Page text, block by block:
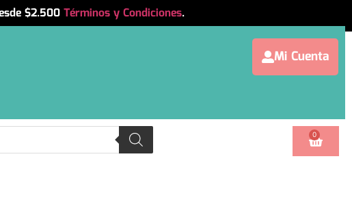
$2.500 Términos y Condiciones.
Mi Cuenta
0